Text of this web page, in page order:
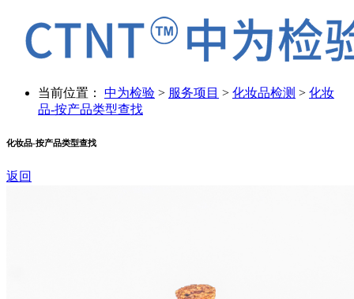
当前位置： 中为检验 > 服务项目 > 化妆品检测 > 化妆
品-按产品类型查找
化妆品-按产品类型查找
返回